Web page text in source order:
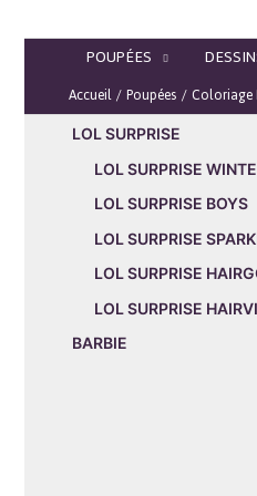
POUPÉES
Accueil Poupées Coloriage
LOL SURPRISE
LOL SURPRISE
LOL SURPRISE BOYS
LOL SURPRISE
LOL SURPRISE
LOL SURPRISE
BARBIE